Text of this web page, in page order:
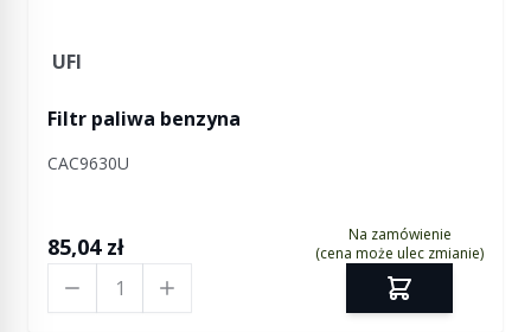
UFI
Filtr paliwa benzyna
CAC9630U
85,04 zł
Na zamówienie
(cena może ulec zmianie)